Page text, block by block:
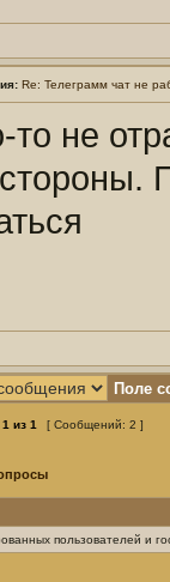
Re: Телеграмм чат не
то не
Поле
1 из 1 [ Сообщений: 2 ]
пользователей и